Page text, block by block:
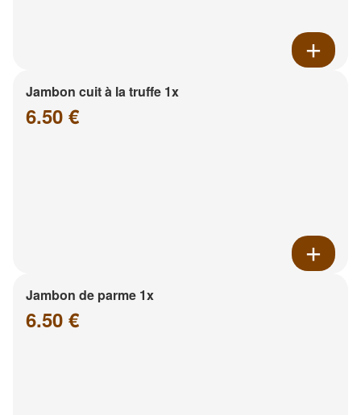
Jambon cuit à la truffe 1x
6.50 €
Jambon de parme 1x
6.50 €